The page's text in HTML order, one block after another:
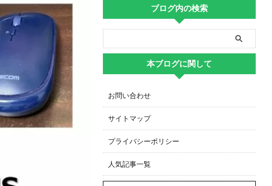
ブログ内の検索
本ブログに関して
お問い合わせ
サイトマップ
プライバシーポリシー
人気記事一覧